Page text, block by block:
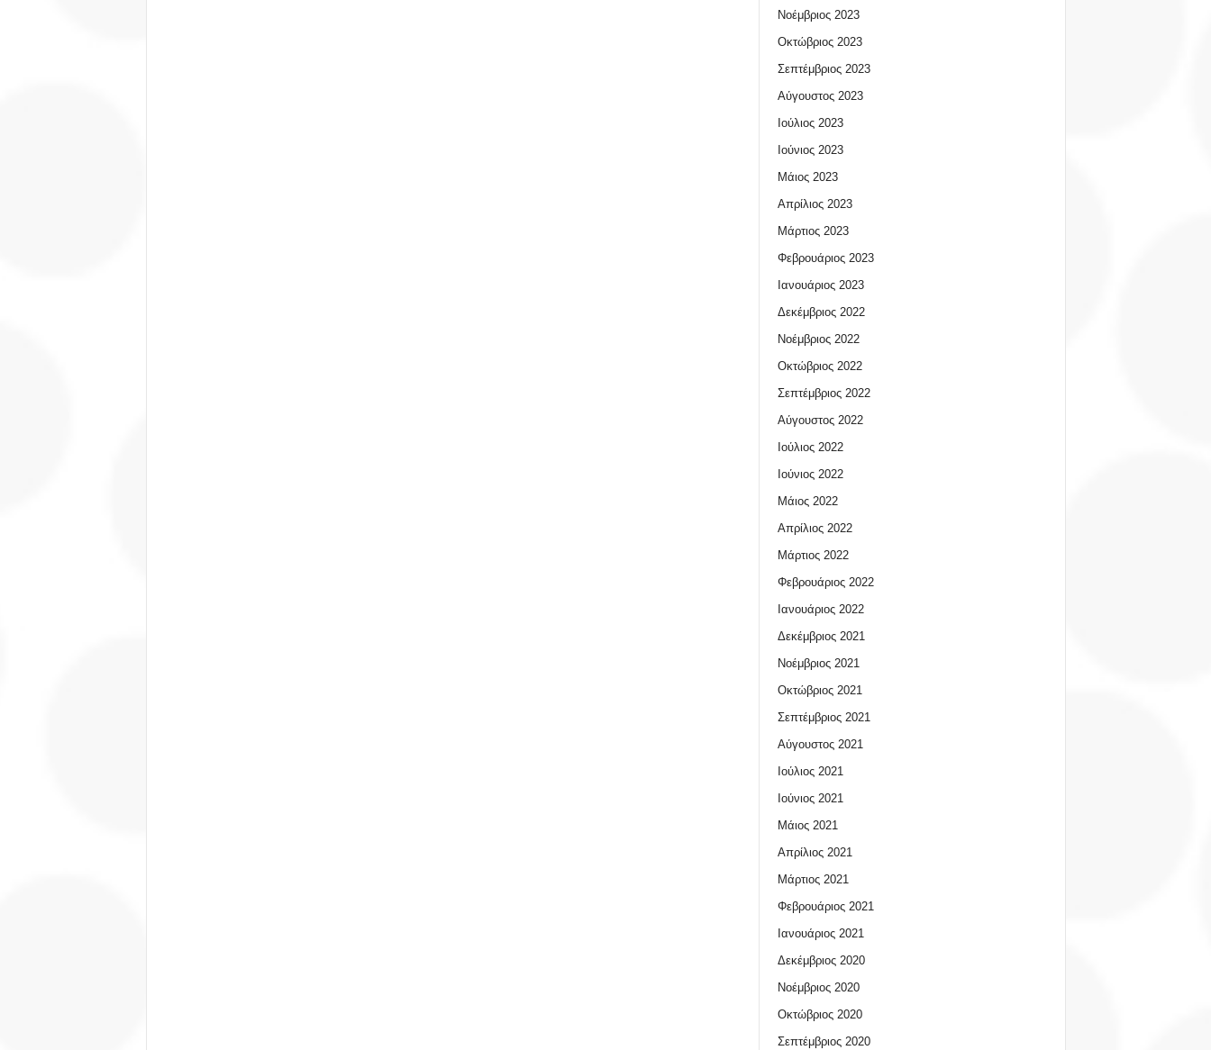
Νοέμβριος 2023
Οκτώβριος 2023
Σεπτέμβριος 2023
Αύγουστος 2023
Ιούλιος 2023
Ιούνιος 2023
Μάιος 2023
Απρίλιος 2023
Μάρτιος 2023
Φεβρουάριος 2023
Ιανουάριος 2023
Δεκέμβριος 2022
Νοέμβριος 2022
Οκτώβριος 2022
Σεπτέμβριος 2022
Αύγουστος 2022
Ιούλιος 2022
Ιούνιος 2022
Μάιος 2022
Απρίλιος 2022
Μάρτιος 2022
Φεβρουάριος 2022
Ιανουάριος 2022
Δεκέμβριος 2021
Νοέμβριος 2021
Οκτώβριος 2021
Σεπτέμβριος 2021
Αύγουστος 2021
Ιούλιος 2021
Ιούνιος 2021
Μάιος 2021
Απρίλιος 2021
Μάρτιος 2021
Φεβρουάριος 2021
Ιανουάριος 2021
Δεκέμβριος 2020
Νοέμβριος 2020
Οκτώβριος 2020
Σεπτέμβριος 2020